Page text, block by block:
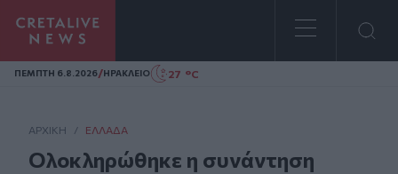
Homepage
ΠΕΜΠΤΗ 6.8.2026/ΗΡΑΚΛΕΙΟ 27 °C
ΑΡΧΙΚΗ / ΕΛΛΆΔΑ
Ολοκληρώθηκε η συνάντηση